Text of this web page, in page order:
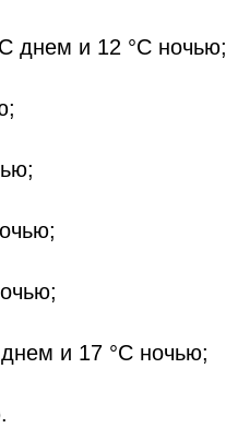
днем и 12 °C ночью;
и 17 °C ночью;